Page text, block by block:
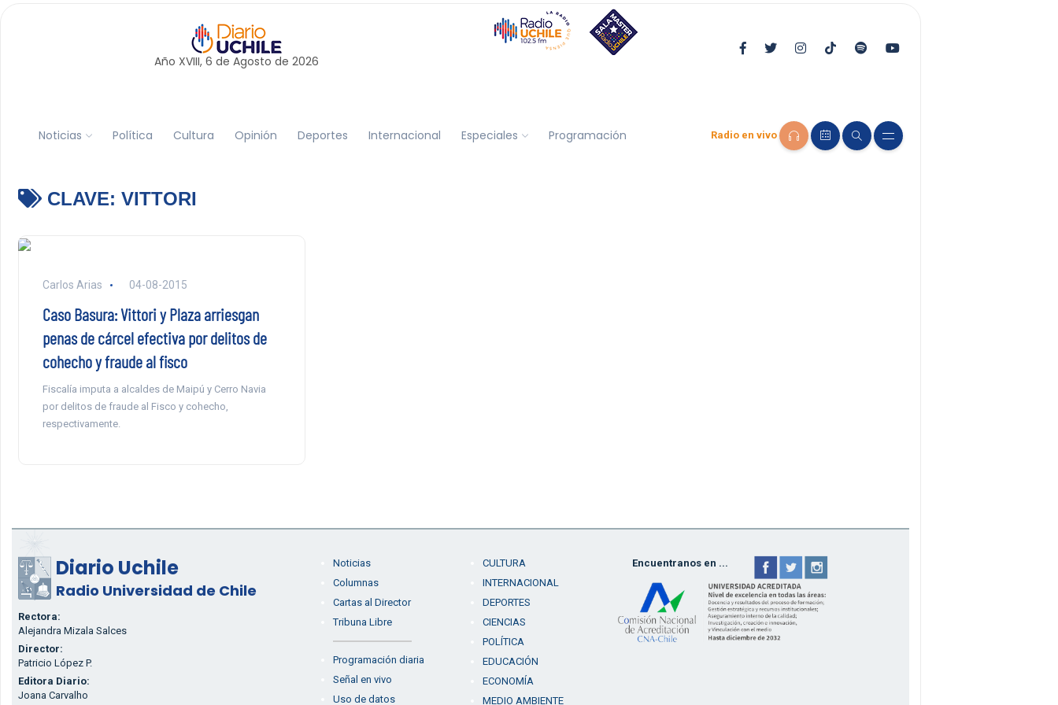
Año XVIII, 6 de Agosto de 2026
Noticias Política Cultura Opinión Deportes Internacional Especiales Programación Radio en vivo
CLAVE: VITTORI
Carlos Arias 04-08-2015
Caso Basura: Vittori y Plaza arriesgan
penas de cárcel efectiva por delitos de
cohecho y fraude al fisco
Fiscalía imputa a alcaldes de Maipú y Cerro Navia
por delitos de fraude al Fisco y cohecho,
respectivamente.
Diario Uchile
Radio Universidad de Chile
Rectora:
Alejandra Mizala Salces
Director:
Patricio López P.
Editora Diario:
Joana Carvalho
Noticias
Columnas
Cartas al Director
Tribuna Libre
Programación diaria
Señal en vivo
Uso de datos
CULTURA
INTERNACIONAL
DEPORTES
CIENCIAS
POLÍTICA
EDUCACIÓN
ECONOMÍA
MEDIO AMBIENTE
Encuentranos en ...